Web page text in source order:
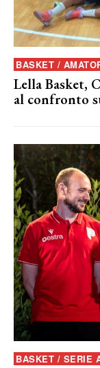
BASKET /
Lella Basket,
al confronto
BASKET / SERIE